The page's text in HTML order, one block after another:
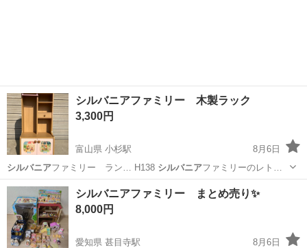
シルバニアファミリー 木製ラック
3,300円
富山県 小杉駅
8月6日
シルバニアファミリー ラン… H138 シルバニアファミリーのレト…
富山 射水市
シルバニアファミリー まとめ売り✨️
8,000円
愛知県 甚目寺駅
8月6日